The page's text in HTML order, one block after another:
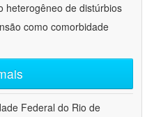
heterogêneo de distúrbios
como comorbidade
Federal do Rio de